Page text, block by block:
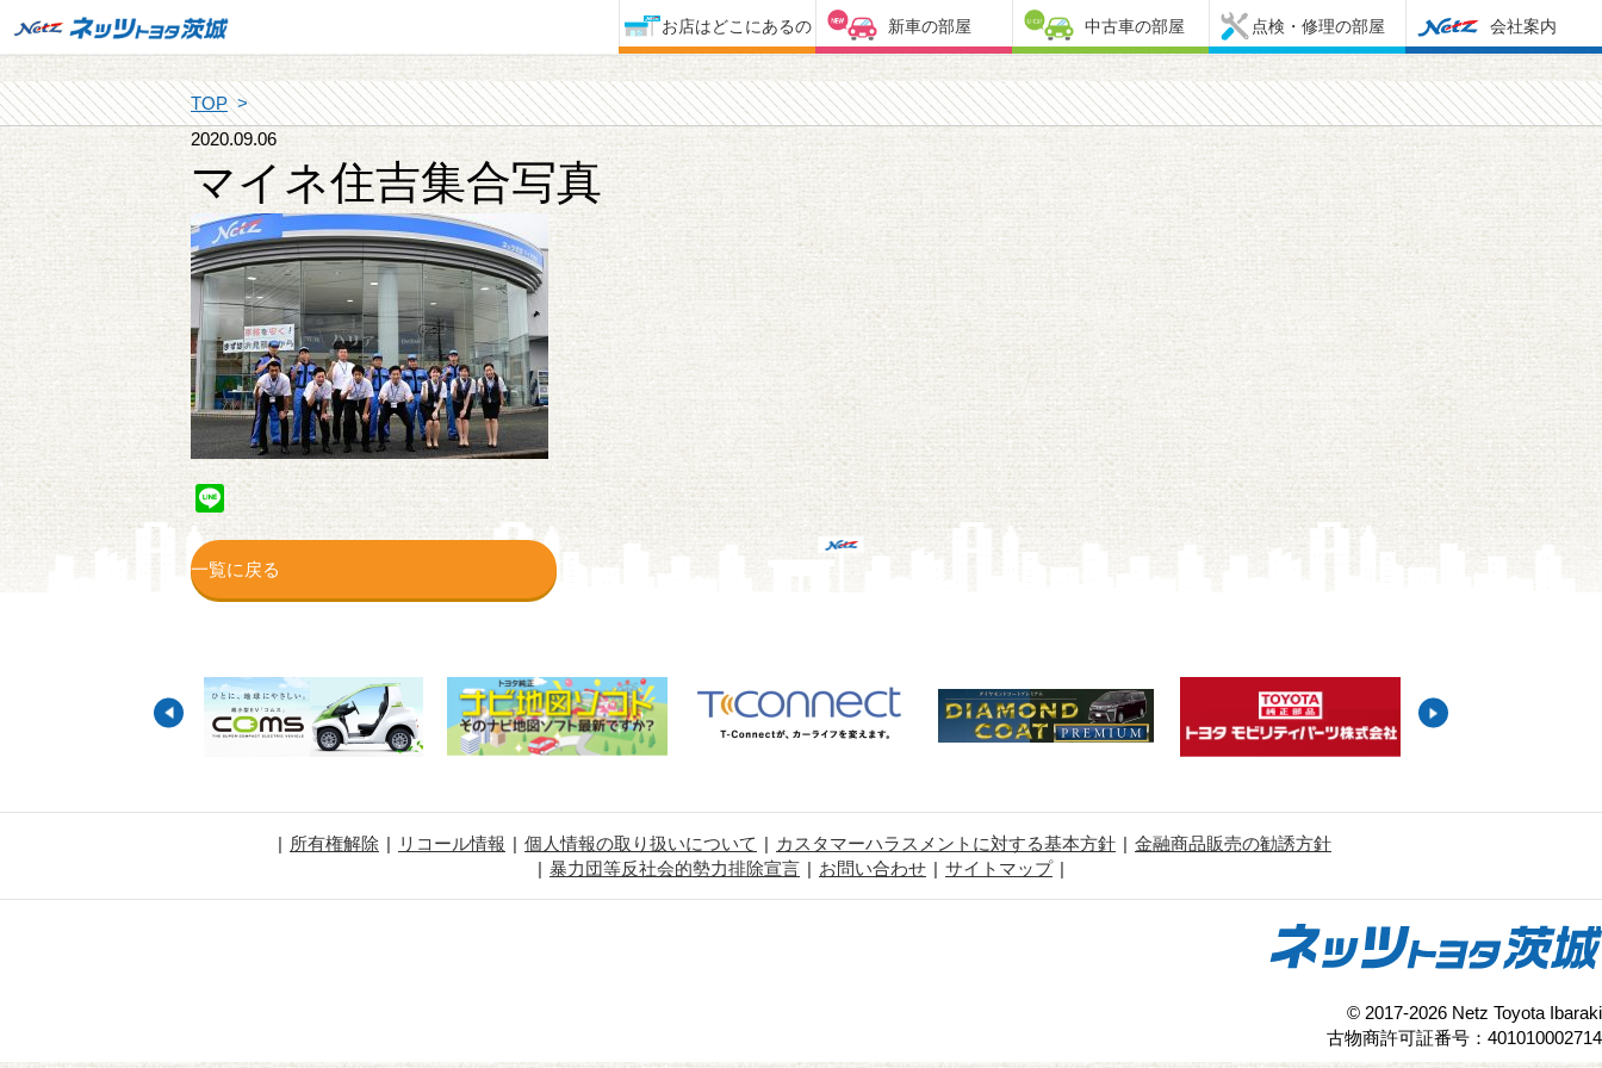
お店はどこにあるの 新車の部屋 中古車の部屋 点検・修理の部屋 会社案内
TOP
2020.09.06
マイネ住吉集合写真
Line
一覧に戻る
所有権解除 リコール情報 個人情報の取り扱いについて カスタマーハラスメントに対する基本方針
金融商品販売の勧誘方針
暴力団等反社会的勢力排除宣言
お問い合わせ サイトマップ
© 2017-2026 Netz Toyota Ibaraki
古物商許可証番号：401010002714